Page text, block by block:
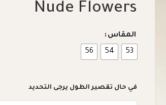
Nude Flowers
المقاس
53
54
56
في حال تقصير الطول يرجى التحديد